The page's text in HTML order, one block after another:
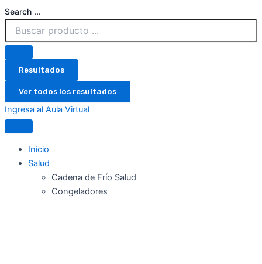
Search ...
Resultados
Ver todos los resultados
Ingresa al Aula Virtual
Inicio
Salud
Cadena de Frío Salud
Congeladores